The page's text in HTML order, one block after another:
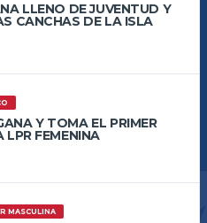
LLENO DE JUVENTUD Y
CANCHAS DE LA ISLA
Y TOMA EL PRIMER
LPR FEMENINA
MASCULINA